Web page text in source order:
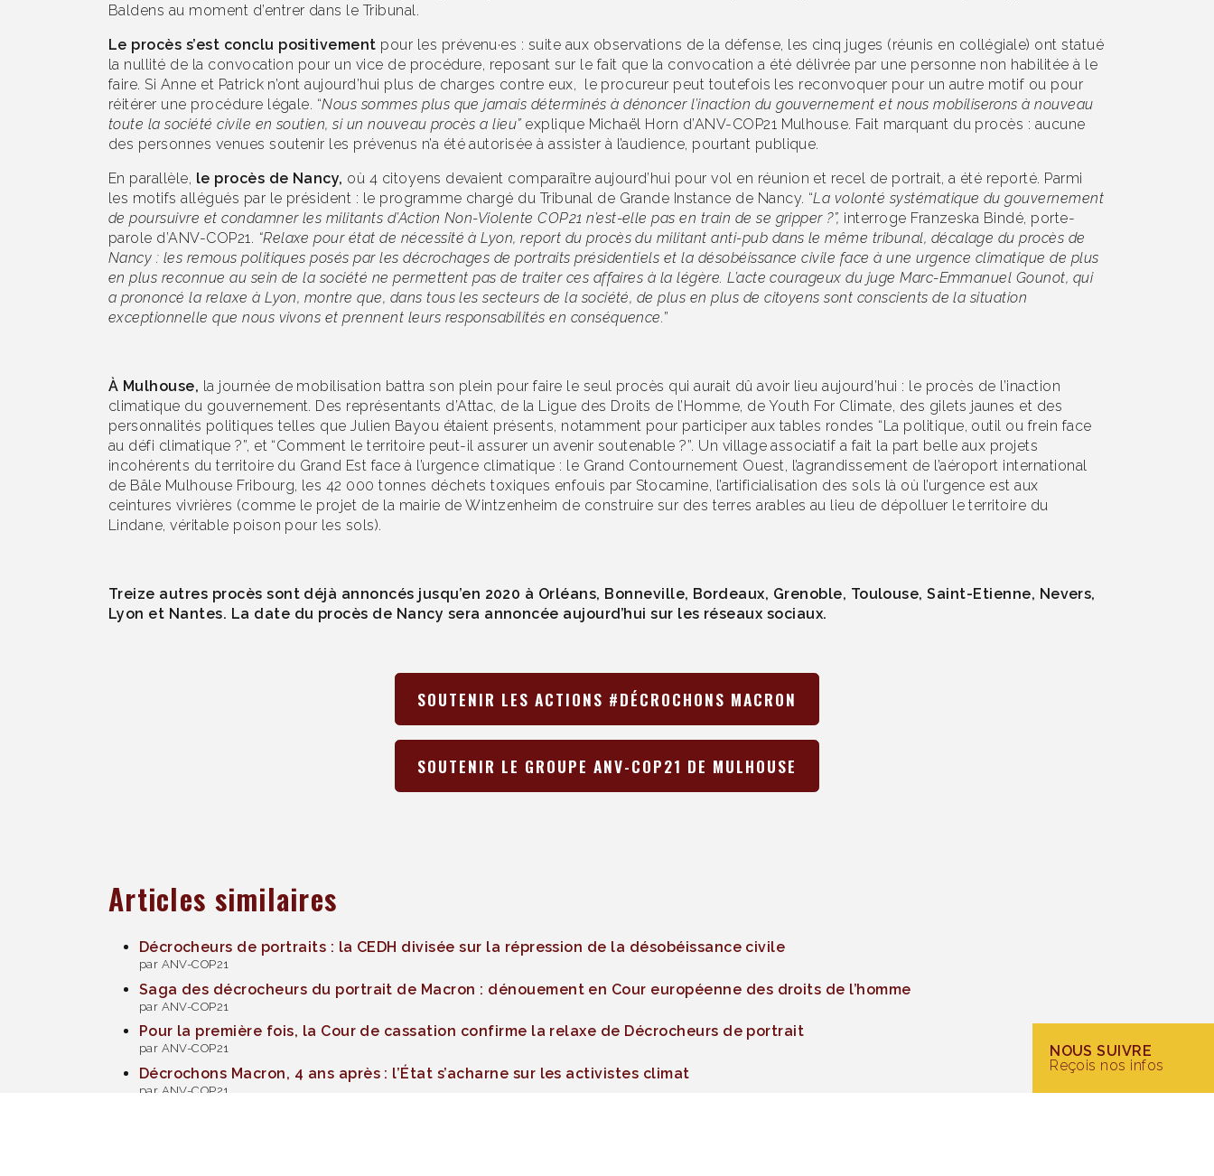
Baldens au moment d’entrer dans le Tribunal.
Le procès s’est conclu positivement pour les prévenu·es : suite aux observations de la défense, les cinq juges (réunis en collégiale) ont statué
la nullité de la convocation pour un vice de procédure, reposant sur le fait que la convocation a été délivrée par une personne non habilitée à le
faire. Si Anne et Patrick n’ont aujourd’hui plus de charges contre eux, le procureur peut toutefois les reconvoquer pour un autre motif ou pour
réitérer une procédure légale. “Nous sommes plus que jamais déterminés à dénoncer l’inaction du gouvernement et nous mobiliserons à nouveau
toute la société civile en soutien, si un nouveau procès a lieu”explique Michaël Horn d’ANV-COP21 Mulhouse. Fait marquant du procès : aucune
des personnes venues soutenir les prévenus n’a été autorisée à assister à l’audience, pourtant publique.
En parallèle, le procès de Nancy, où 4 citoyens devaient comparaître aujourd’hui pour vol en réunion et recel de portrait, a été reporté. Parmi
les motifs allégués par le président : le programme chargé du Tribunal de Grande Instance de Nancy. “La volonté systématique du gouvernement
de poursuivre et condamner les militants d’Action Non-Violente COP21 n’est-elle pas en train de se gripper ?”, interroge Franzeska Bindé, porte-
parole d’ANV-COP21. “Relaxe pour état de nécessité à Lyon, report du procès du militant anti-pub dans le même tribunal, décalage du procès de
Nancy : les remous politiques posés par les décrochages de portraits présidentiels et la désobéissance civile face à une urgence climatique de plus
en plus reconnue au sein de la société ne permettent pas de traiter ces affaires à la légère. L’acte courageux du juge Marc-Emmanuel Gounot, qui
a prononcé la relaxe à Lyon, montre que, dans tous les secteurs de la société, de plus en plus de citoyens sont conscients de la situation
exceptionnelle que nous vivons et prennent leurs responsabilités en conséquence.”
À Mulhouse, la journée de mobilisation battra son plein pour faire le seul procès qui aurait dû avoir lieu aujourd’hui : le procès de l’inaction
climatique du gouvernement. Des représentants d’Attac, de la Ligue des Droits de l’Homme, de Youth For Climate, des gilets jaunes et des
personnalités politiques telles que Julien Bayou étaient présents, notamment pour participer aux tables rondes “La politique, outil ou frein face
au défi climatique ?”, et “Comment le territoire peut-il assurer un avenir soutenable ?”. Un village associatif a fait la part belle aux projets
incohérents du territoire du Grand Est face à l’urgence climatique : le Grand Contournement Ouest, l’agrandissement de l’aéroport international
de Bâle Mulhouse Fribourg, les 42 000 tonnes déchets toxiques enfouis par Stocamine, l’artificialisation des sols là où l’urgence est aux
ceintures vivrières (comme le projet de la mairie de Wintzenheim de construire sur des terres arables au lieu de dépolluer le territoire du
Lindane, véritable poison pour les sols).
Treize autres procès sont déjà annoncés jusqu’en 2020 à Orléans, Bonneville, Bordeaux, Grenoble, Toulouse, Saint-Etienne, Nevers,
Lyon et Nantes. La date du procès de Nancy sera annoncée aujourd’hui sur les réseaux sociaux.
SOUTENIR LES ACTIONS #DÉCROCHONS MACRON
SOUTENIR LE GROUPE ANV-COP21 DE MULHOUSE
Articles similaires
Décrocheurs de portraits : la CEDH divisée sur la répression de la désobéissance civile
par ANV-COP21
Saga des décrocheurs du portrait de Macron : dénouement en Cour européenne des droits de l’homme
par ANV-COP21
Pour la première fois, la Cour de cassation confirme la relaxe de Décrocheurs de portrait
par ANV-COP21
Décrochons Macron, 4 ans après : l’État s’acharne sur les activistes climat
par ANV-COP21
NOUS SUIVRE
Reçois nos infos